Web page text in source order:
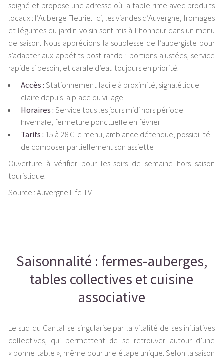
soigné et propose une adresse où la table rime avec produits
locaux : l’Auberge Fleurie. Ici, les viandes d’Auvergne, fromages
et légumes du jardin voisin sont mis à l’honneur dans un menu
de saison. Nous apprécions la souplesse de l’aubergiste pour
s’adapter aux appétits post-rando : portions ajustées, service
rapide si besoin, et carafe d’eau toujours en priorité.
Accès :Stationnement facile à proximité, signalétique
claire depuis la place du village
Horaires :Service tous les jours midi hors période
hivernale, fermeture ponctuelle en février
Tarifs : 15 à 28 € le menu, ambiance détendue, possibilité
de composer partiellement son assiette
Ouverture à vérifier pour les soirs de semaine hors saison
touristique.
Source : Auvergne Life TV
Saisonnalité : fermes-auberges,
tables collectives et cuisine
associative
Le sud du Cantal se singularise par la vitalité de ses initiatives
collectives, qui permettent de se retrouver autour d’une
« bonne table », même pour une étape unique. Selon la saison